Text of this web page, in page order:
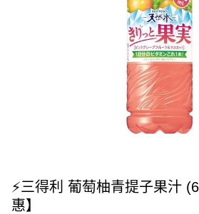
⚡三得利 葡萄柚青提子果汁
惠】